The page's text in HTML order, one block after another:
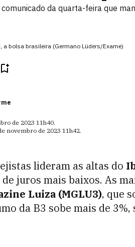
da quarta-feira que
a bolsa brasileira (Germano Lüders/Exame)
de 2023 11h40.
novembro de 2023 11h42.
lideram as altas do
juros mais baixos. As
Luiza (MGLU3), que
da B3 sobe mais de